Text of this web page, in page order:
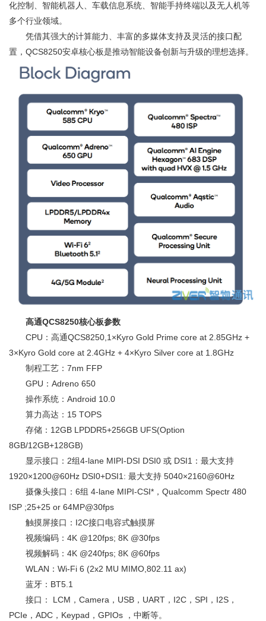
化控制、智能机器人、车载信息系统、智能手持终端以及无人机等
多个行业领域。
凭借其强大的计算能力、丰富的多媒体支持及灵活的接口配
置，QCS8250安卓核心板是推动智能设备创新与升级的理想选择。
高通QCS8250核心板参数
CPU：高通QCS8250,1×Kyro Gold Prime core at 2.85GHz +
3×Kyro Gold core at 2.4GHz + 4×Kyro Silver core at 1.8GHz
制程工艺：7nm FFP
GPU：Adreno 650
操作系统：Android 10.0
算力高达：15 TOPS
存储：12GB LPDDR5+256GB UFS(Option
8GB/12GB+128GB)
显示接口：2组4-lane MIPI-DSI DSI0 或 DSI1：最大支持
1920×1200@60Hz DSI0+DSI1: 最大支持 5040×2160@60Hz
摄像头接口：6组 4-lane MIPI-CSI*，Qualcomm Spectr 480
ISP ;25+25 or 64MP@30fps
触摸屏接口：I2C接口电容式触摸屏
视频编码：4K @120fps; 8K @30fps
视频解码：4K @240fps; 8K @60fps
WLAN：Wi-Fi 6 (2x2 MU MIMO,802.11 ax)
蓝牙：BT5.1
接口： LCM，Camera，USB，UART，I2C，SPI，I2S，
PCIe，ADC，Keypad，GPIOs ，中断等。